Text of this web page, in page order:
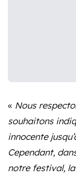
« Nous
souhaitons
innocente
Cependant,
notre festival,